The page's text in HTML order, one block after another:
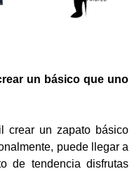
un básico que uno
crear un zapato básico
puede llegar a
de tendencia disfrutas